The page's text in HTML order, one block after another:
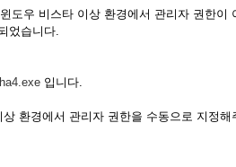
도우 비스타 이상 환경에서 관리자 권한이
었습니다.
입니다.
환경에서 관리자 권한을 수동으로 지정해